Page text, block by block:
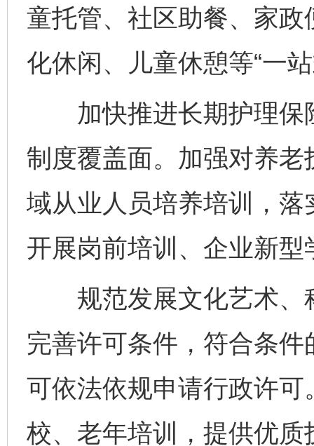
童托管、社区助餐、家
化休闲、儿童休憩等“一
加快推进长期护理保
制度覆盖面。加强对养
域从业人员培养培训，
开展岗前培训、企业新
规范发展文化艺术、
完善许可条件，符合条
可依法依规申请行政许
校、老年培训，提供优